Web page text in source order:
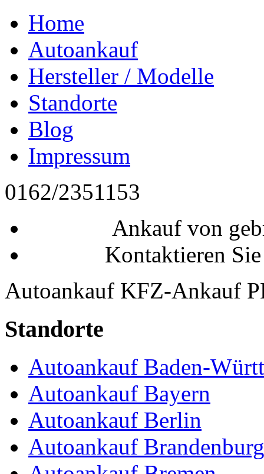
Home
Autoankauf
Hersteller / Modelle
Standorte
Blog
Impressum
0162/2351153
Ankauf von
Kontaktieren
Autoankauf KFZ-Ankauf
Standorte
Autoankauf Baden-
Autoankauf Bayern
Autoankauf Berlin
Autoankauf Brandenburg